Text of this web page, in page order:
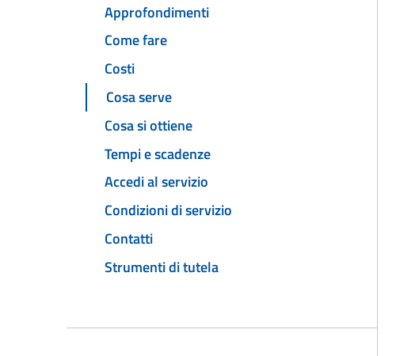
Approfondimenti
Come fare
Costi
Cosa serve
Cosa si ottiene
Tempi e scadenze
Accedi al servizio
Condizioni di servizio
Contatti
Strumenti di tutela